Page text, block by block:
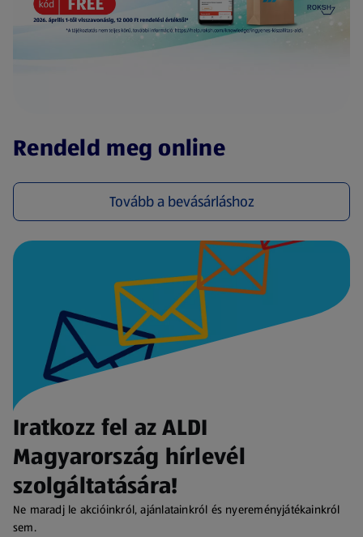
Rendeld meg online
Tovább a bevásárláshoz
(új oldalon nyílik meg)
Iratkozz fel az ALDI
Magyarország hírlevél
szolgáltatására!
Ne maradj le akcióinkról, ajánlatainkról és nyereményjátékainkról
sem.